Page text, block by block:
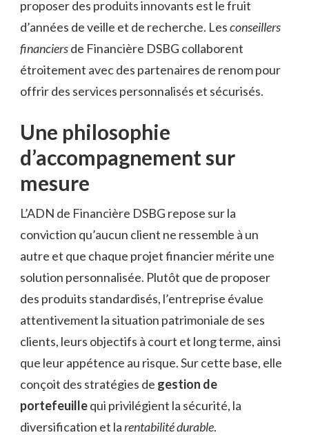
proposer des produits innovants est le fruit
d’années de veille et de recherche. Lesconseillers
financiersde Financière DSBG collaborent
étroitement avec des partenaires de renom pour
offrir des services personnalisés et sécurisés.
Une philosophie
d’accompagnement sur
mesure
L’ADN de Financière DSBG repose sur la
conviction qu’aucun client ne ressemble à un
autre et que chaque projet financier mérite une
solution personnalisée. Plutôt que de proposer
des produits standardisés, l’entreprise évalue
attentivement la situation patrimoniale de ses
clients, leurs objectifs à court et long terme, ainsi
que leur appétence au risque. Sur cette base, elle
conçoit des stratégies de gestion de
portefeuillequi privilégient la sécurité, la
diversification et larentabilité durable.